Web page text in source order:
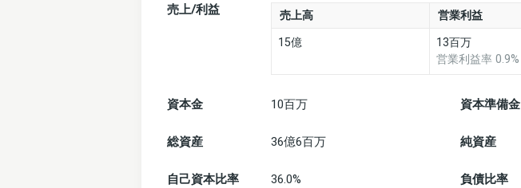
売上/利益 売上高 営業利益
15億
13百万
営業利益率 0.9%
資本金 10百万 資本準備金
総資産 36億6百万 純資産
自己資本比率 36.0% 負債比率